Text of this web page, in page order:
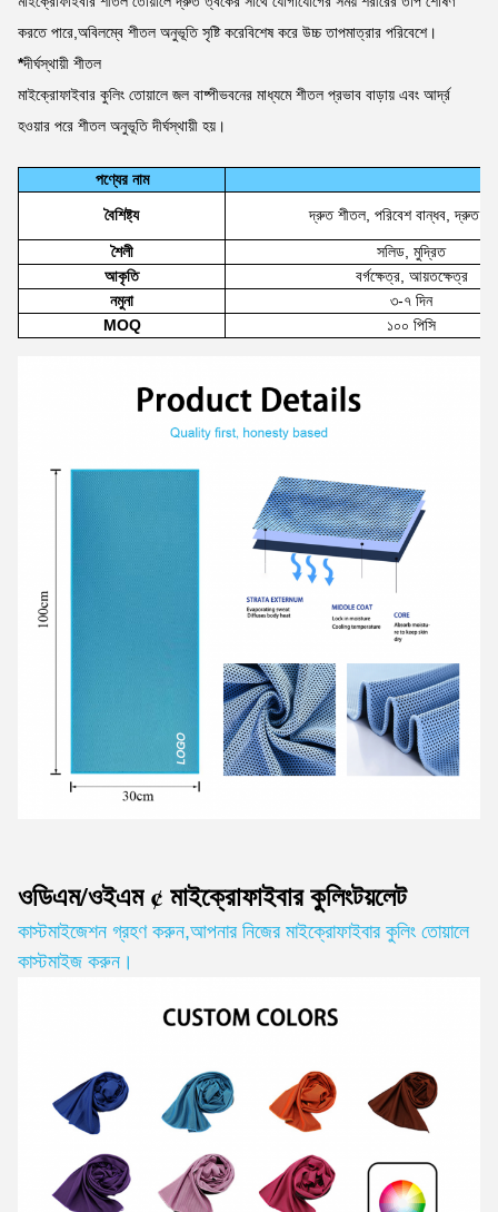
করতে পারে,অবিলম্বে শীতল অনুভূতি সৃষ্টি করেবিশেষ করে উচ্চ তাপমাত্রার পরিবেশে।
*দীর্ঘস্থায়ী শীতল
মাইক্রোফাইবার কুলিং তোয়ালে জল বাষ্পীভবনের মাধ্যমে শীতল প্রভাব বাড়ায় এবং আর্দ্র
হওয়ার পরে শীতল অনুভূতি দীর্ঘস্থায়ী হয়।
পণ্যের নাম
বৈশিষ্ট্য
দ্রুত শীতল, পরিবেশ বান্ধব, দ্রুত
শৈলী
সলিড, মুদ্রিত
আকৃতি
বর্গক্ষেত্র, আয়তক্ষেত্র
নমুনা
৩-৭ দিন
MOQ
১০০ পিসি
ওডিএম/ওইএম ¢ মাইক্রোফাইবার কুলিংটয়লেট
কাস্টমাইজেশন গ্রহণ করুন,আপনার নিজের মাইক্রোফাইবার কুলিং তোয়ালে
কাস্টমাইজ করুন।